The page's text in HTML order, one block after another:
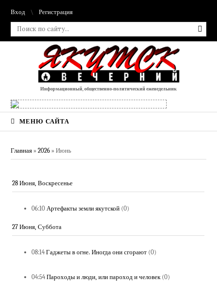
Вход Регистрация
Информационный, общественно-политический еженедельник
МЕНЮ САЙТА
Главная »2026 » Июнь
28 Июня, Воскресенье
06:10 Артефакты земли якутской (0)
27 Июня, Суббота
08:14 Гаджеты в огне. Иногда они сгорают (0)
04:54 Пароходы и люди, или пароход и человек (0)